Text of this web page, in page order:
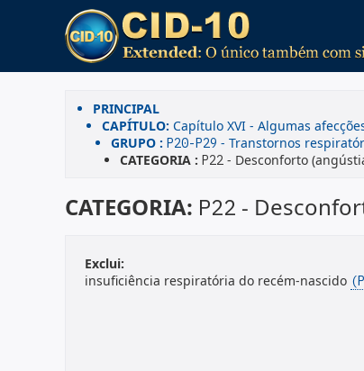
PRINCIPAL
CAPÍTULO: Capítulo XVI - Algumas
GRUPO : P20-P29 - Transtornos
CATEGORIA : P22 - Desconforto
CATEGORIA: P22 -
Exclui:
insuficiência respiratória do recém-nascido